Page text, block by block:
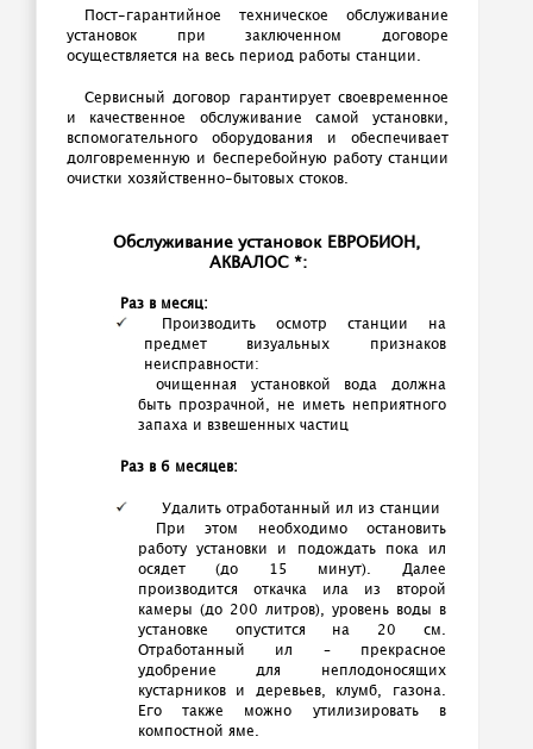
Пост-гарантийное техническое обслуживание
установок при заключенном договоре
осуществляется на весь период работы станции.
Сервисный договор гарантирует своевременное
и качественное обслуживание самой установки,
вспомогательного оборудования и обеспечивает
долговременную и бесперебойную работу станции
очистки хозяйственно-бытовых стоков.
Обслуживание установок ЕВРОБИОН,
АКВАЛОС *:
Раз в месяц:
Производить осмотр станции на
предмет визуальных признаков
неисправности:
очищенная установкой вода должна
быть прозрачной, не иметь неприятного
запаха и взвешенных частиц
Раз в 6 месяцев:
Удалить отработанный ил из станции
При этом необходимо остановить
работу установки и подождать пока ил
осядет (до 15 минут). Далее
производится откачка ила из второй
камеры (до 200 литров), уровень воды в
установке опустится на 20 см.
Отработанный ил – прекрасное
удобрение для неплодоносящих
кустарников и деревьев, клумб, газона.
Его также можно утилизировать в
компостной яме.